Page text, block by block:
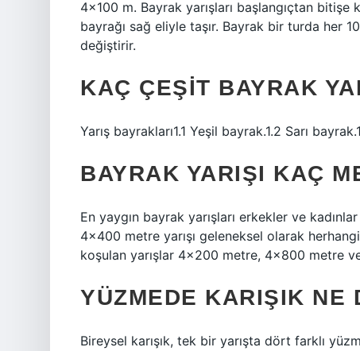
4×100 m. Bayrak yarışları başlangıçtan
bayrağı sağ eliyle taşır. Bayrak bir turda her
değiştirir.
KAÇ ÇEŞIT BAYRAK
Yarış bayrakları1.1 Yeşil bayrak.1.2 Sarı
BAYRAK YARIŞI KAÇ
En yaygın bayrak yarışları erkekler ve
4×400 metre yarışı geleneksel olarak
koşulan yarışlar 4×200 metre, 4×800 metre
YÜZMEDE KARIŞIK NE
Bireysel karışık, tek bir yarışta dört farklı